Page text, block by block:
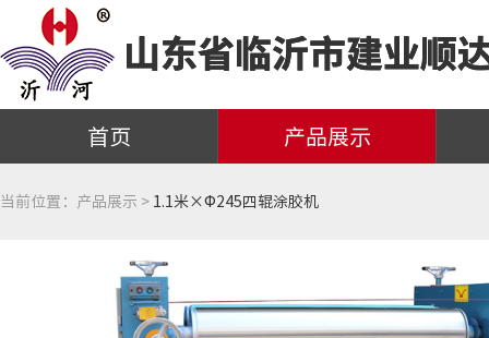
首页 产品展示
当前位置： 产品展示 > 1.1米×Φ245四辊涂胶机